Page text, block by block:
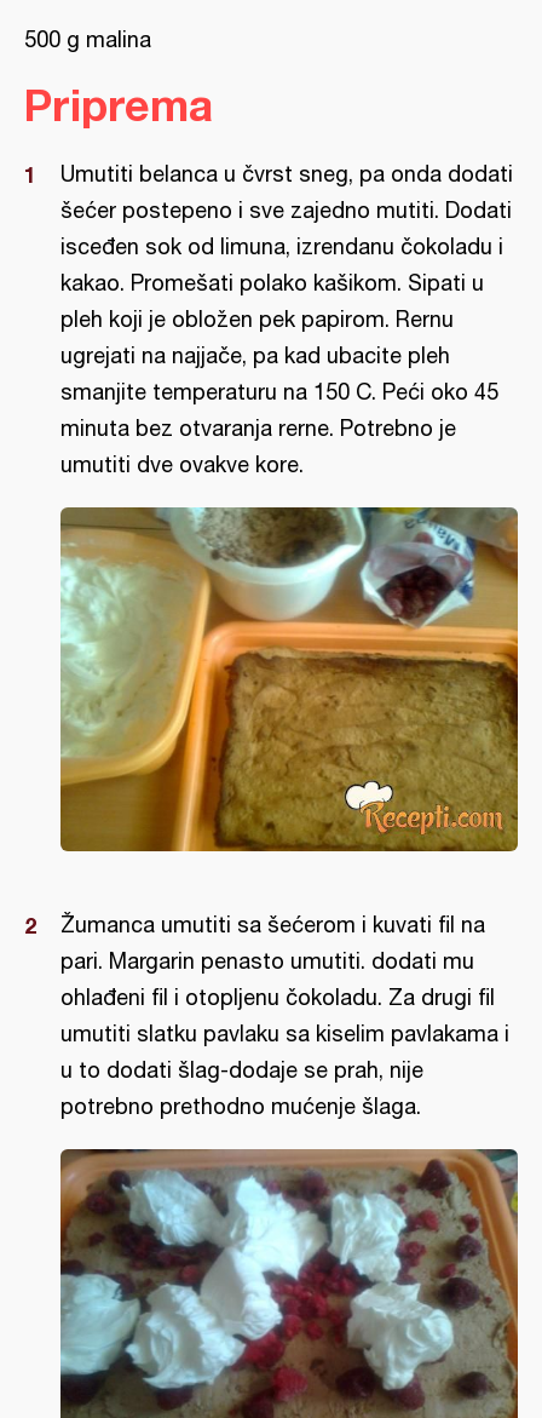
500 g malina
Priprema
Umutiti belanca u čvrst sneg, pa onda dodati
šećer postepeno i sve zajedno mutiti. Dodati
isceđen sok od limuna, izrendanu čokoladu i
kakao. Promešati polako kašikom. Sipati u
pleh koji je obložen pek papirom. Rernu
ugrejati na najjače, pa kad ubacite pleh
smanjite temperaturu na 150 C. Peći oko 45
minuta bez otvaranja rerne. Potrebno je
umutiti dve ovakve kore.
Žumanca umutiti sa šećerom i kuvati fil na
pari. Margarin penasto umutiti. dodati mu
ohlađeni fil i otopljenu čokoladu. Za drugi fil
umutiti slatku pavlaku sa kiselim pavlakama i
u to dodati šlag-dodaje se prah, nije
potrebno prethodno mućenje šlaga.